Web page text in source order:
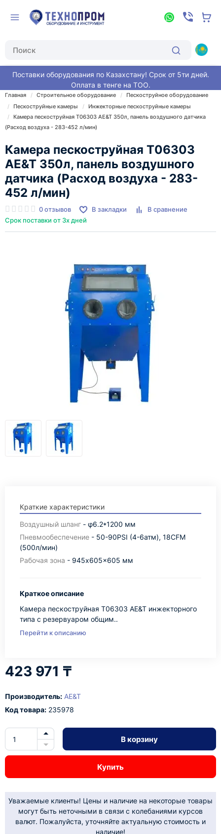
Поставки оборудования по Казахстану! Срок от 5ти дней.
Оплата в тенге на ТОО.
Главная Строительное оборудование
Пескоструйное оборудование
Пескоструйные камеры
Инжекторные пескоструйные камеры
Камера пескоструйная T06303 AE&T 350л, панель воздушного датчика
(Расход воздуха - 283-452 л/мин)
Камера пескоструйная T06303
AE&T 350л, панель воздушного
датчика (Расход воздуха - 283-
452 л/мин)
0 отзывов В закладки
В сравнение
Срок поставки от 3х дней
Краткие характеристики
Воздушный шланг - φ6.2*1200 мм
Пневмообеспечение - 50-90PSI (4-6атм), 18CFM
(500л/мин)
Рабочая зона - 945x605x605 мм
Краткое описание
Камера пескоструйная T06303 AE&T инжекторного
типа с резервуаром общим..
Перейти к описанию
423 971 ₸
Производитель: AE&T
Код товара: 235978
В корзину
Купить
Уважаемые клиенты! Цены и наличие на некоторые товары
могут быть неточными в связи с колебаниями курсов
валют. Пожалуйста, уточняйте актуальную стоимость и
наличие!